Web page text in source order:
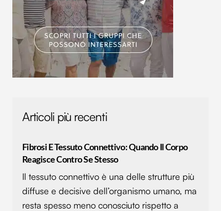
Articoli più recenti
Fibrosi E Tessuto Connettivo: Quando Il Corpo
Reagisce Contro Se Stesso
Il tessuto connettivo è una delle strutture più
diffuse e decisive dell’organismo umano, ma
resta spesso meno conosciuto rispetto a